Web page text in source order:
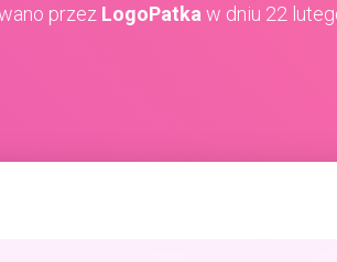
przez LogoPatka w dniu 22